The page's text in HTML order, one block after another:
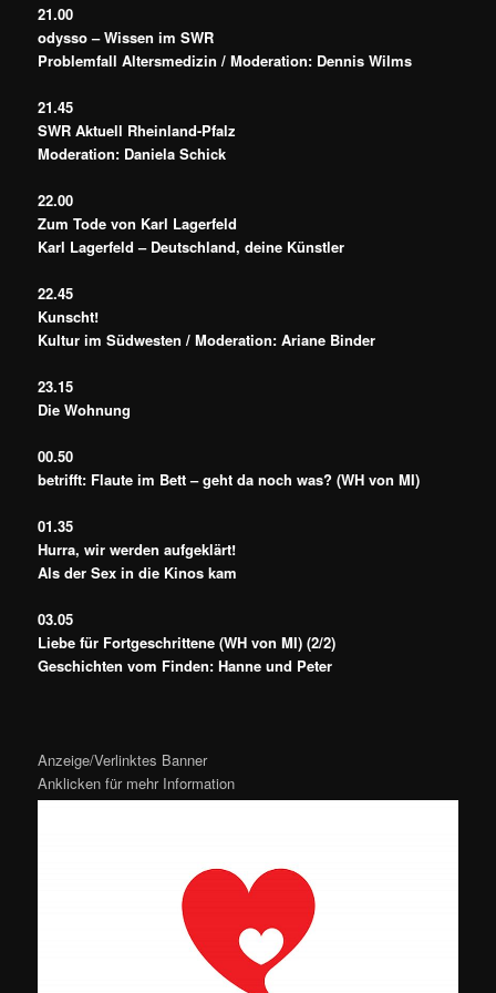
21.00
odysso – Wissen im SWR
Problemfall Altersmedizin / Moderation: Dennis Wilms
21.45
SWR Aktuell Rheinland-Pfalz
Moderation: Daniela Schick
22.00
Zum Tode von Karl Lagerfeld
Karl Lagerfeld – Deutschland, deine Künstler
22.45
Kunscht!
Kultur im Südwesten / Moderation: Ariane Binder
23.15
Die Wohnung
00.50
betrifft: Flaute im Bett – geht da noch was? (WH von MI)
01.35
Hurra, wir werden aufgeklärt!
Als der Sex in die Kinos kam
03.05
Liebe für Fortgeschrittene (WH von MI) (2/2)
Geschichten vom Finden: Hanne und Peter
Anzeige/Verlinktes Banner
Anklicken für mehr Information